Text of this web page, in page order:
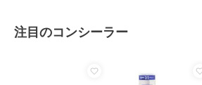
注目のコンシーラー